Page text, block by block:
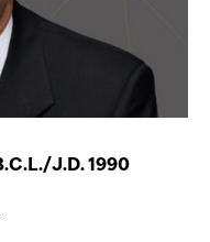
J.D. 1990